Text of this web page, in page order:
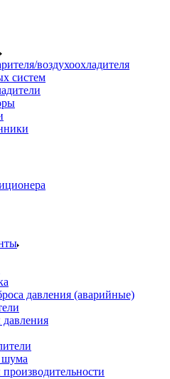
воздухоохладителя
систем
давления (аварийные)
давления
шума
производительности